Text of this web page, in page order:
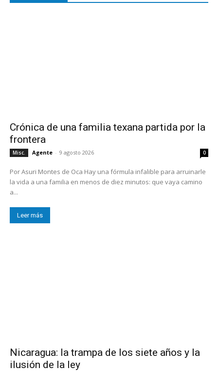
Crónica de una familia texana partida por la
frontera
Misc. Agente - 9 agosto 2026 0
Por Asuri Montes de Oca Hay una fórmula infalible para arruinarle
la vida a una familia en menos de diez minutos: que vaya camino
a...
Leer más
Nicaragua: la trampa de los siete años y la
ilusión de la ley